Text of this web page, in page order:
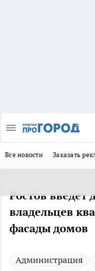
Все новости Заказать
Ростов введет
владельцев
фасады домов
Администрация